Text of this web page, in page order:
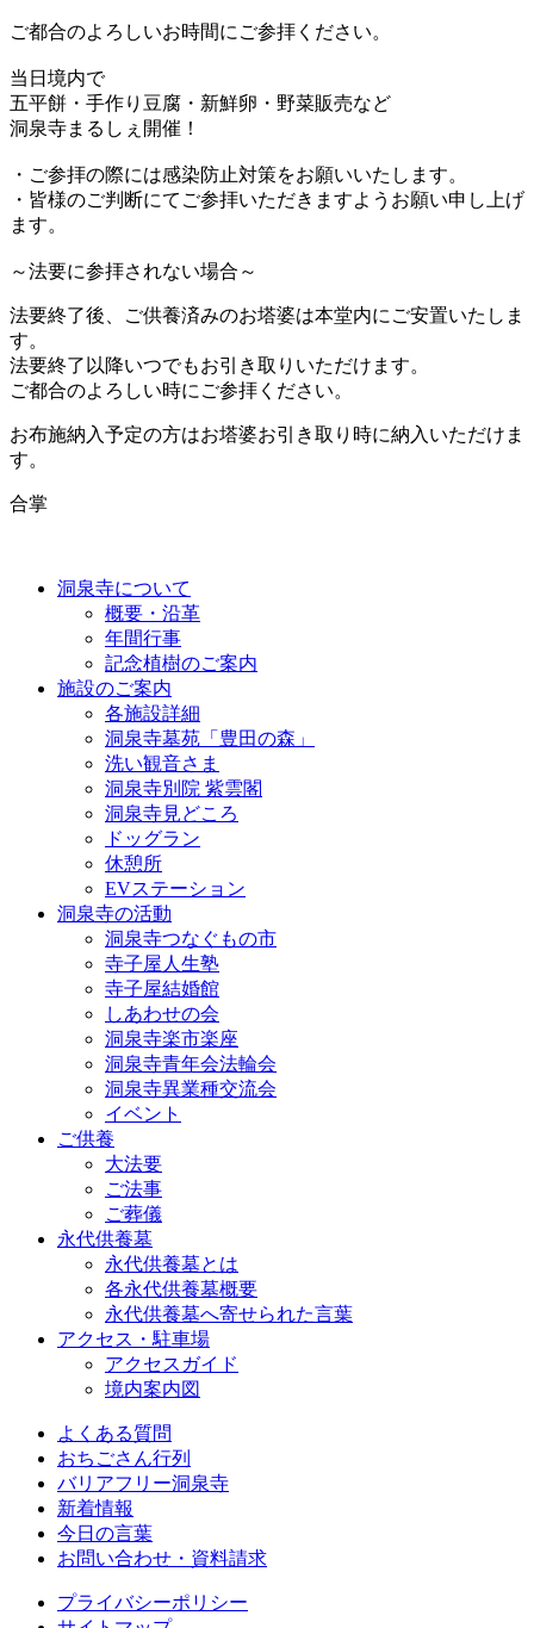
ご都合のよろしいお時間にご参拝ください。
当日境内で
五平餅・手作り豆腐・新鮮卵・野菜販売など
洞泉寺まるしぇ開催！
・ご参拝の際には感染防止対策をお願いいたします。
・皆様のご判断にてご参拝いただきますようお願い申し上げ
ます。
～法要に参拝されない場合～
法要終了後、ご供養済みのお塔婆は本堂内にご安置いたしま
す。
法要終了以降いつでもお引き取りいただけます。
ご都合のよろしい時にご参拝ください。
お布施納入予定の方はお塔婆お引き取り時に納入いただけま
す。
合掌
洞泉寺について
概要・沿革
年間行事
記念植樹のご案内
施設のご案内
各施設詳細
洞泉寺墓苑「豊田の森」
洗い観音さま
洞泉寺別院 紫雲閣
洞泉寺見どころ
ドッグラン
休憩所
EVステーション
洞泉寺の活動
洞泉寺つなぐもの市
寺子屋人生塾
寺子屋結婚館
しあわせの会
洞泉寺楽市楽座
洞泉寺青年会法輪会
洞泉寺異業種交流会
イベント
ご供養
大法要
ご法事
ご葬儀
永代供養墓
永代供養墓とは
各永代供養墓概要
永代供養墓へ寄せられた言葉
アクセス・駐車場
アクセスガイド
境内案内図
よくある質問
おちごさん行列
バリアフリー洞泉寺
新着情報
今日の言葉
お問い合わせ・資料請求
プライバシーポリシー